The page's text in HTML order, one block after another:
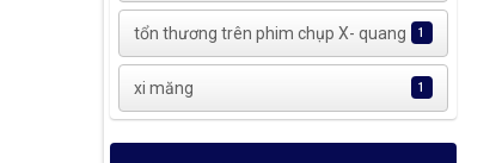
tổn thương trên phim chụp X- quang 1
xi măng 1